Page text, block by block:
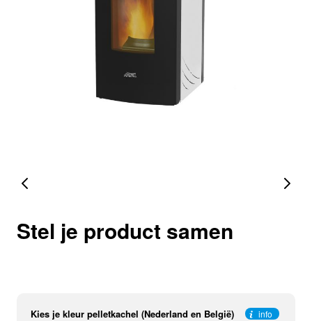
Stel je product samen
Kies je kleur pelletkachel (Nederland en België) info